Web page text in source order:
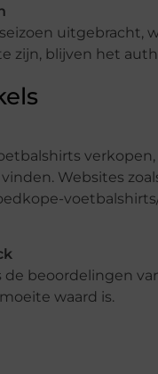
uitgebracht,
zijn, blijven het
Websites
de beoordelingen
waard is.